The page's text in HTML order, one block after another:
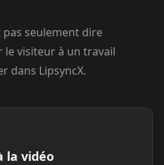
01
04 TV Anchor 05
10
seulement dire
visiteur à un travail
dans LipsyncX.
la vidéo